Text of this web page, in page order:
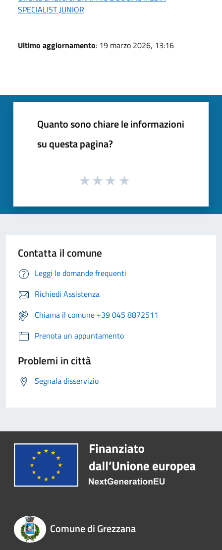
SPECIALIST JUNIOR
Ultimo aggiornamento: 19 marzo 2026, 13:16
Quanto sono chiare le informazioni
su questa pagina?
Contatta il comune
Leggi le domande frequenti
Richiedi Assistenza
Chiama il comune +39 045 8872511
Prenota un appuntamento
Problemi in città
Segnala disservizio
Comune di Grezzana